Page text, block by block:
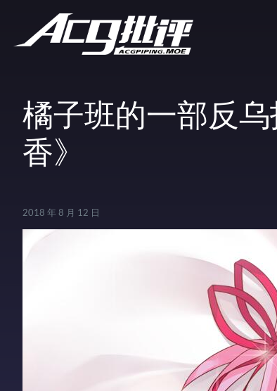
橘子班的一部反
香》
2018 年 8 月 12 日